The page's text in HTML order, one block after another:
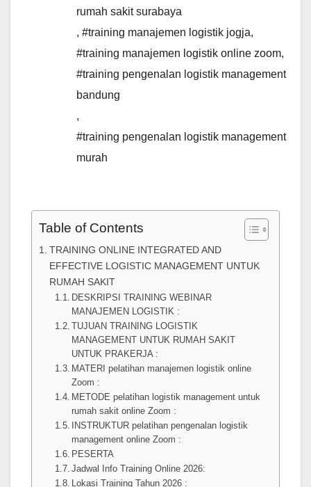
rumah sakit surabaya
, #training manajemen logistik jogja,
#training manajemen logistik online zoom,
#training pengenalan logistik management
bandung
,
#training pengenalan logistik management
murah
Table of Contents
TRAINING ONLINE INTEGRATED AND
EFFECTIVE LOGISTIC MANAGEMENT UNTUK
RUMAH SAKIT
DESKRIPSI TRAINING WEBINAR
MANAJEMEN LOGISTIK :
TUJUAN TRAINING LOGISTIK
MANAGEMENT UNTUK RUMAH SAKIT
UNTUK PRAKERJA :
MATERI pelatihan manajemen logistik online
Zoom :
METODE pelatihan logistik management untuk
rumah sakit online Zoom :
INSTRUKTUR pelatihan pengenalan logistik
management online Zoom :
PESERTA
Jadwal Info Training Online 2026:
Lokasi Training Tahun 2026 :